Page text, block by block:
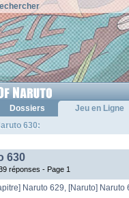
Dossiers
Jeu en Ligne
630:
630
réponses - Page 1
Naruto 629, [Naruto] Naruto